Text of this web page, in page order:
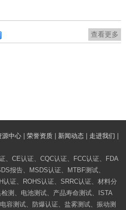
查看更多
源中心 荣誉资质 新闻动态 走进我们
、CE认证、CQC认证、FCC认证、FDA
报告、MSDS认证、MTBF测试、
证、ROHS认证、SRRC认证、材料分
测、电池测试、产品寿命测试、ISTA
容测试、防爆认证、盐雾测试、振动测